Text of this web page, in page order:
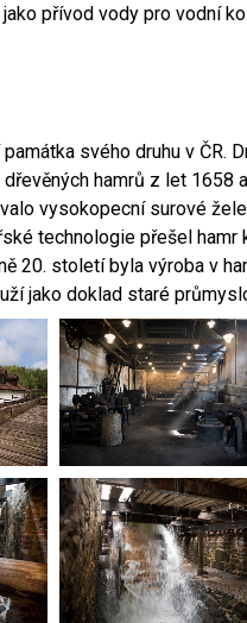
přívod vody pro vodní
svého druhu v ČR.
hamrů z let 1658
vysokopecní surové
technologie přešel hamr
20. století byla výroba v
jako doklad staré